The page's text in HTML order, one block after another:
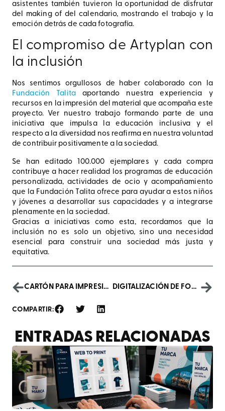
asistentes también tuvieron la oportunidad de disfrutar
del making of del calendario, mostrando el trabajo y la
emoción detrás de cada fotografía.
El compromiso de Artyplan con
la inclusión
Nos sentimos orgullosos de haber colaborado con la
Fundación Talitaaportando nuestra experiencia y
recursos en la impresión del material que acompaña este
proyecto. Ver nuestro trabajo formando parte de una
iniciativa que impulsa la educación inclusiva y el
respecto a la diversidad nos reafirma en nuestra voluntad
de contribuir positivamente a la sociedad.
Se han editado 100.000 ejemplares y cada compra
contribuye a hacer realidad los programas de educación
personalizada, actividades de ocio y acompañamiento
que la Fundación Talita ofrece para ayudar a estos niños
y jóvenes a desarrollar sus capacidades y a integrarse
plenamente en la sociedad.
Gracias a iniciativas como esta, recordamos que la
inclusión no es solo un objetivo, sino una necesidad
esencial para construir una sociedad más justa y
equitativa.
CARTÓN PARA IMPRESIÓN: UNA SOLUCIÓN VERSÁTIL Y SOSTENIBLE DIGITALIZACIÓN DE FONDOS HISTÓRICOS PARA ORGANISMOS CULTURALES: PRESERVACIÓN Y ACCESO AL PATRIMONIO DOCUMENTAL
COMPARTIR:
ENTRADAS RELACIONADAS